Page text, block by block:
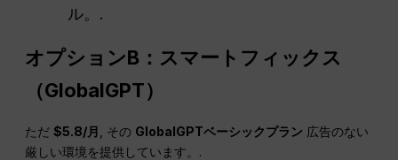
ル。.
オプションB：スマートフィックス
（GlobalGPT）
ただ$5.8/月 , その GlobalGPTベーシックプラン 広告のない
厳しい環境を提供しています。.